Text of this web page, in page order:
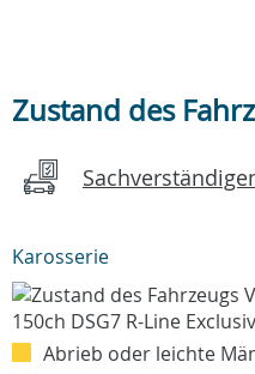
Zustand des
Karosserie
Abrieb oder leichte